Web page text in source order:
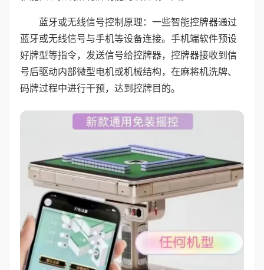
蓝牙或无线信号控制原理：一些智能控牌器通过
蓝牙或无线信号与手机等设备连接。手机端软件预设
好牌型等指令，发送信号给控牌器，控牌器接收到信
号后驱动内部微型电机或机械结构，在麻将机洗牌、
码牌过程中进行干预，达到控牌目的。